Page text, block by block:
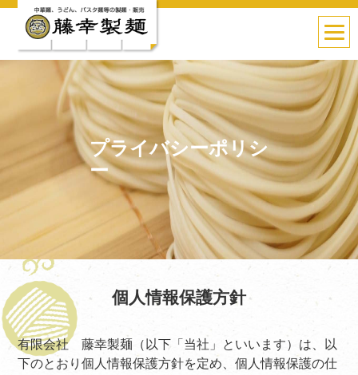
プライバシーポリシ
ー
個人情報保護方針
有限会社 藤幸製麺（以下「当社」といいます）は、以
下のとおり個人情報保護方針を定め、個人情報保護の仕